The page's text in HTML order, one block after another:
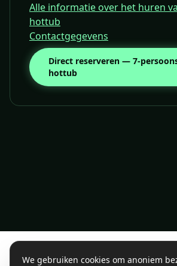
Alle informatie over het huren
hottub
Contactgegevens
Direct reserveren — 7-
hottub
We gebruiken cookies om anoniem